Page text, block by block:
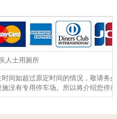
人士用厕所
时间如超过原定时间的情况，敬请务
施没有专用停车场。所以将介绍您停